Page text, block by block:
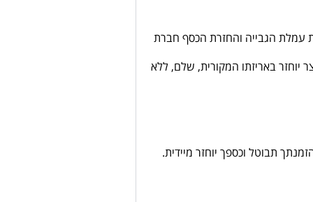
בשיעור של עד 10% ממחיר המוצר או 100 ₪ (סכום זה מגלם את עמלת הגבייה והחזרת הכסף חברת
תוך 14 יום מיום קבלת הודעת הביטול. המוצר יוחזר באריזתו המקורית, שלם, ללא
תבוטל וכספך יוחזר מיידית.